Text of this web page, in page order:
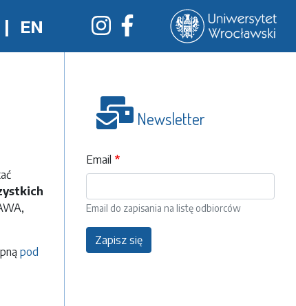
| EN
pod
Newsletter
Email
Email do zapisania na listę odbiorców
Zapisz się